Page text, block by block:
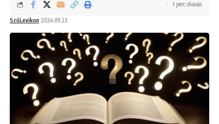
SzóLexikon 2024.09.23.
1 perc olvasás